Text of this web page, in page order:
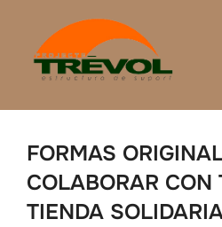
contenido
FORMAS
COLABORAR CON
TIENDA